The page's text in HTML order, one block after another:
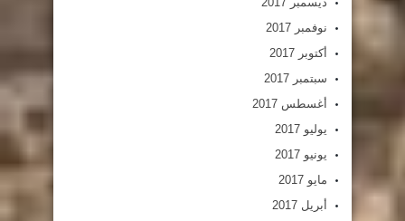
نوفمبر 2017
أكتوبر 2017
سبتمبر 2017
أغسطس 2017
يوليو 2017
يونيو 2017
مايو 2017
أبريل 2017